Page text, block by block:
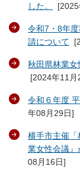
した。
[
令和7・8年
請について [
秋田県林業女
[2024年11月
令和６年度
年08月29日]
横手市主催
業女性会議
08月16日]